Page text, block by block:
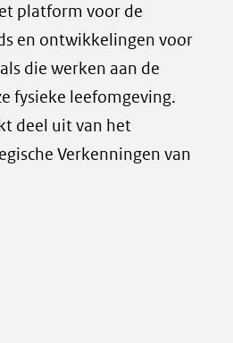
platform voor de
en ontwikkelingen voor
die werken aan de
fysieke leefomgeving.
deel uit van het
Verkenningen van